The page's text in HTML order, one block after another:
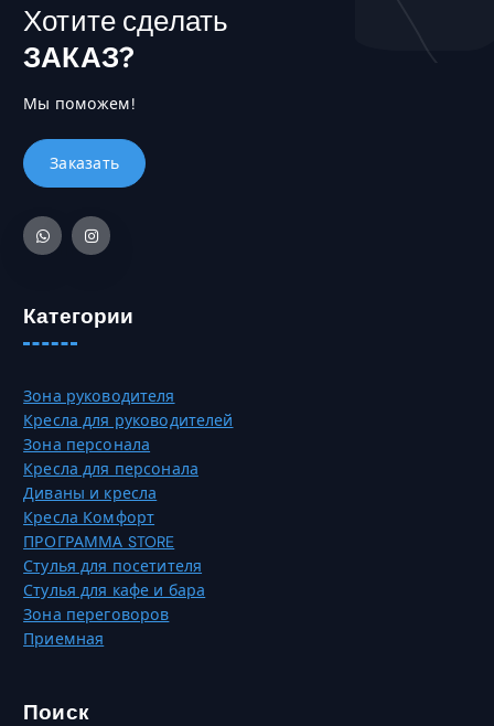
Хотите сделать
ЗАКАЗ?
Мы поможем!
Категории
Зона руководителя
Кресла для руководителей
Зона персонала
Кресла для персонала
Диваны и кресла
Кресла Комфорт
ПРОГРАММА STORE
Стулья для посетителя
Стулья для кафе и бара
Зона переговоров
Приемная
Поиск